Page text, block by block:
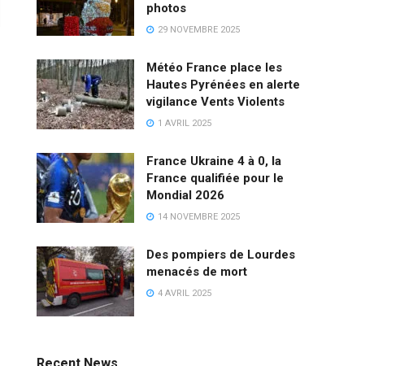
photos
29 NOVEMBRE 2025
Météo France place les
Hautes Pyrénées en alerte
vigilance Vents Violents
1 AVRIL 2025
France Ukraine 4 à 0, la
France qualifiée pour le
Mondial 2026
14 NOVEMBRE 2025
Des pompiers de Lourdes
menacés de mort
4 AVRIL 2025